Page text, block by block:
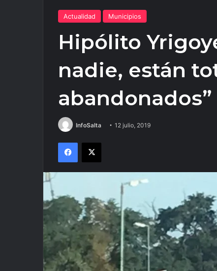
Actualidad Municipios
Hipólito
nadie, están
abandonados”
InfoSalta 12 julio, 2019
Facebook
X